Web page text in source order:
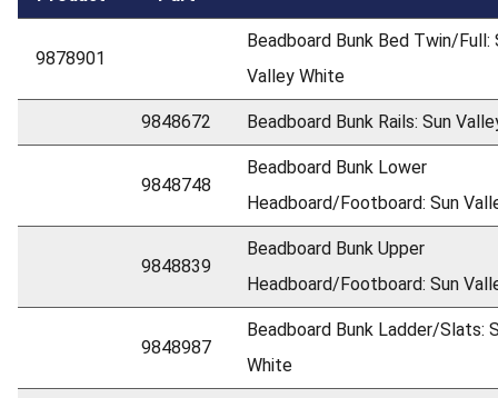
9878901
Beadboard Bunk Bed Twin/Full:
Valley White
9848672 Beadboard Bunk Rails: Sun
9848748
Beadboard Bunk Lower
Headboard/Footboard: Sun
9848839
Beadboard Bunk Upper
Headboard/Footboard: Sun
9848987
Beadboard Bunk Ladder/Slats:
White